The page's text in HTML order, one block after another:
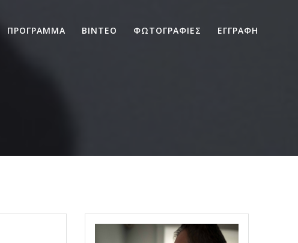
ΠΡΟΓΡΑΜΜΑ ΒΙΝΤΕΟ ΦΩΤΟΓΡΑΦΙΕΣ ΕΓΓΡΑΦΗ